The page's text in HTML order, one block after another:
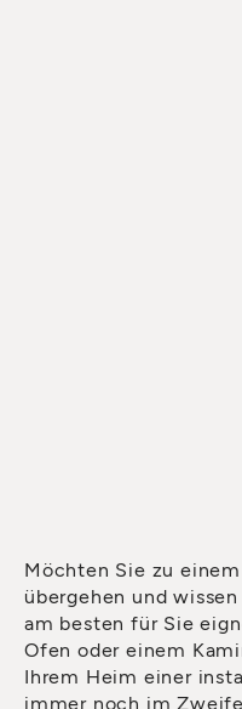
Möchten Sie zu
übergehen und
am besten für Sie
Ofen oder einem
Ihrem Heim einer
immer noch im